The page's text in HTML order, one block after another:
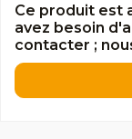
Ce produit est
avez besoin
contacter ;